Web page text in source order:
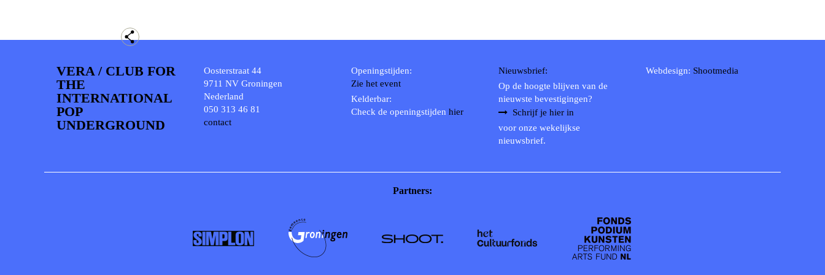
VERA / CLUB FOR
THE
INTERNATIONAL
POP
UNDERGROUND
Oosterstraat 44
9711 NV Groningen
Nederland
050 313 46 81
contact
Openingstijden:
Zie het event
Kelderbar:
Check de openingstijden hier
Nieuwsbrief:
Op de hoogte blijven van de
nieuwste bevestigingen?
Schrijf je hier in
voor onze wekelijkse
nieuwsbrief.
Webdesign: Shootmedia
Partners: